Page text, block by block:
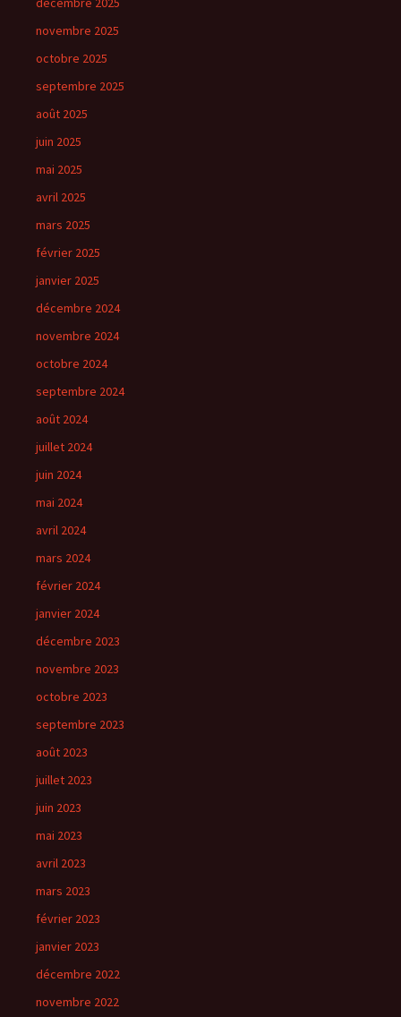
novembre 2025
octobre 2025
septembre 2025
août 2025
juin 2025
mai 2025
avril 2025
mars 2025
février 2025
janvier 2025
décembre 2024
novembre 2024
octobre 2024
septembre 2024
août 2024
juillet 2024
juin 2024
mai 2024
avril 2024
mars 2024
février 2024
janvier 2024
décembre 2023
novembre 2023
octobre 2023
septembre 2023
août 2023
juillet 2023
juin 2023
mai 2023
avril 2023
mars 2023
février 2023
janvier 2023
décembre 2022
novembre 2022